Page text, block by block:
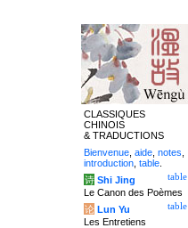
CLASSIQUES
CHINOIS
& TRADUCTIONS
Bienvenue aide notes
introduction table
table
诗 Shi Jing
Le Canon des Poèmes
table
论 Lun Yu
Les Entretiens